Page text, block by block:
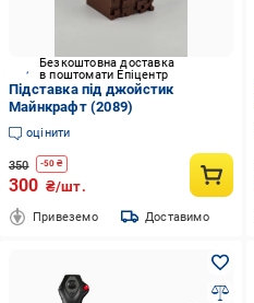
Безкоштовна доставка
в поштомати Епіцентр
Підставка під джойстик
Майнкрафт (2089)
оцінити
350 -50 ₴
300 ₴/шт.
Привеземо Доставимо